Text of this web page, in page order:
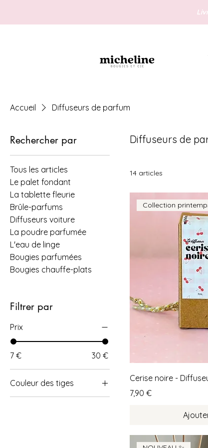
Accueil Diffuseurs de parfum
Rechercher par
Tous les articles
Le palet fondant
La tablette fleurie
Brûle-parfums
Diffuseurs voiture
La poudre parfumée
L'eau de linge
Bougies parfumées
Bougies chauffe-plats
Filtrer par
Prix
7 € 30 €
Couleur des tiges
Diffuseurs de
14 articles
Collection
Cerise noire -
Prix
7,90 €